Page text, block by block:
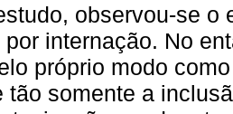
observou-se o
internação. No
próprio modo
tão somente a